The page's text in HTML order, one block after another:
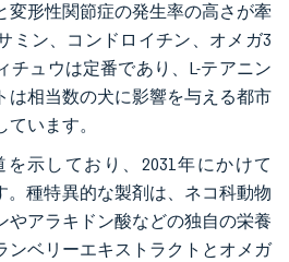
変形性関節症の発生率の高さが牽
ミン、コンドロイチン、オメガ3
チュウは定番であり、L-テアニン
は相当数の犬に影響を与える都市
います。
示しており、2031年にかけて
。種特異的な製剤は、ネコ科動物
やアラキドン酸などの独自の栄養
ンベリーエキストラクトとオメガ